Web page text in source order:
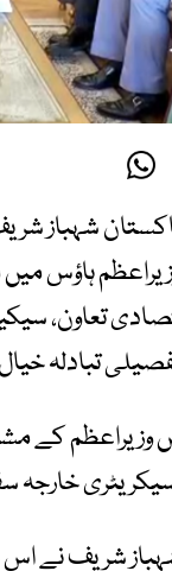
شہباز
ہاؤس
تعاون،
تبادلہ
وزیراعظم کے
خارجہ
شریف نے